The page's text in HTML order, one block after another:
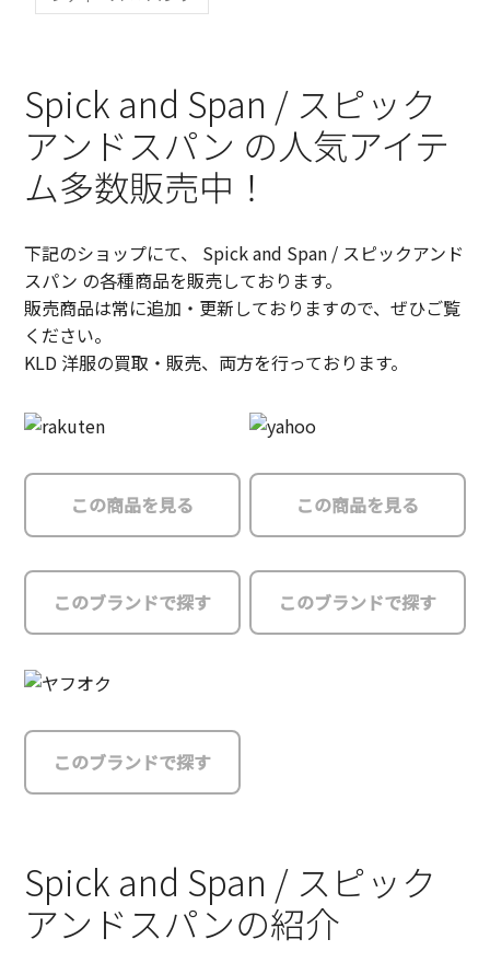
Spick and Span / スピック
アンドスパン の人気アイテ
ム多数販売中！
下記のショップにて、 Spick and Span / スピックアンド
スパン の各種商品を販売しております。
販売商品は常に追加・更新しておりますので、ぜひご覧
ください。
KLD 洋服の買取・販売、両方を行っております。
この商品を見る
このブランドで探す
この商品を見る
このブランドで探す
このブランドで探す
Spick and Span / スピック
アンドスパンの紹介